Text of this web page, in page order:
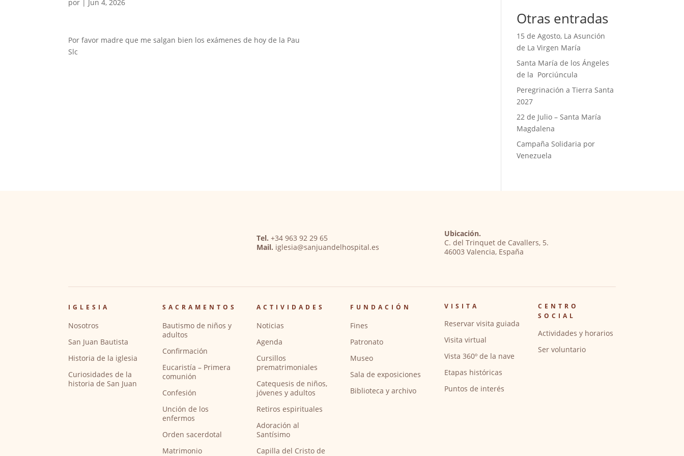
por Jun 4, 2026
Por favor madre que me salgan bien los exámenes de hoy de la Pau
Slc
Otras entradas
15 de Agosto, La Asunción
de La Virgen María
Santa María de los Ángeles
de la Porciúncula
Peregrinación a Tierra Santa
2027
22 de Julio – Santa María
Magdalena
Campaña Solidaria por
Venezuela
Tel. +34 963 92 29 65
Mail. iglesia@sanjuandelhospital.es
Ubicación.
C. del Trinquet de Cavallers, 5.
46003 Valencia, España
IGLESIA
Nosotros
San Juan Bautista
Historia de la iglesia
Curiosidades de la
historia de San Juan
SACRAMENTOS
Bautismo de niños y
adultos
Confirmación
Eucaristía – Primera
comunión
Confesión
Unción de los
enfermos
Orden sacerdotal
Matrimonio
ACTIVIDADES
Noticias
Agenda
Cursillos
prematrimoniales
Catequesis de niños,
jóvenes y adultos
Retiros espirituales
Adoración al
Santísimo
Capilla del Cristo de
FUNDACIÓN
Fines
Patronato
Museo
Sala de exposiciones
Biblioteca y archivo
VISITA
Reservar visita guiada
Visita virtual
Vista 360º de la nave
Etapas históricas
Puntos de interés
CENTRO
SOCIAL
Actividades y horarios
Ser voluntario